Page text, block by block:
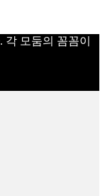
모둠의 꼼꼼이